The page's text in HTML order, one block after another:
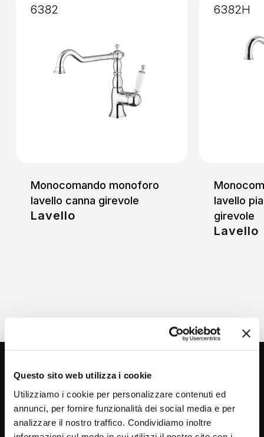
Questo sito web utilizza i cookie
Utilizziamo i cookie per personalizzare contenuti ed
annunci, per fornire funzionalità dei social media e per
analizzare il nostro traffico. Condividiamo inoltre
Monocomando monoforo
lavello canna girevole
Lavello
6382
lavello
girevole
Lavello
6382H